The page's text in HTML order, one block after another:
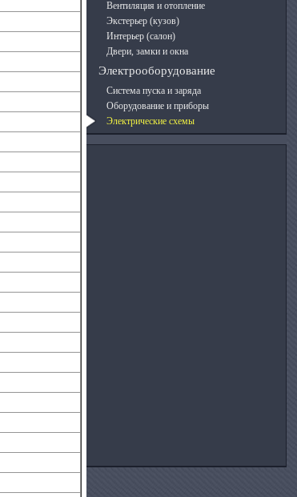
Вентиляция и отопление
Экстерьер (кузов)
Интерьер (салон)
Двери, замки и окна
Электрооборудование
Система пуска и заряда
Оборудование и приборы
Электрические схемы